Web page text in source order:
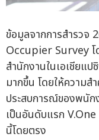
ข้อมูลจากการสำรว
Occupier Survey โ
สำนักงานในเอเชียแ
มากขึ้น โดยให้ความ
ประสบการณ์ของพนัก
เป็นอันดับแรก
นี้โดยตรง